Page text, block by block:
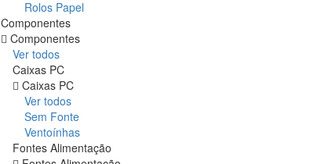
Rolos Papel
Componentes
Componentes
Ver todos
Caixas PC
Caixas PC
Ver todos
Sem Fonte
Ventoínhas
Fontes Alimentação